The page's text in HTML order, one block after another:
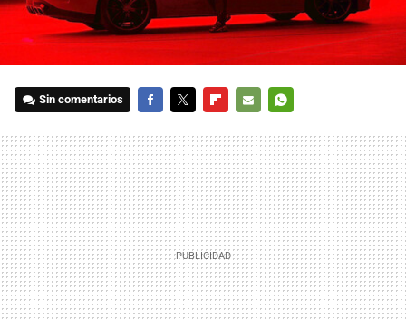
Sin comentarios
MAIL